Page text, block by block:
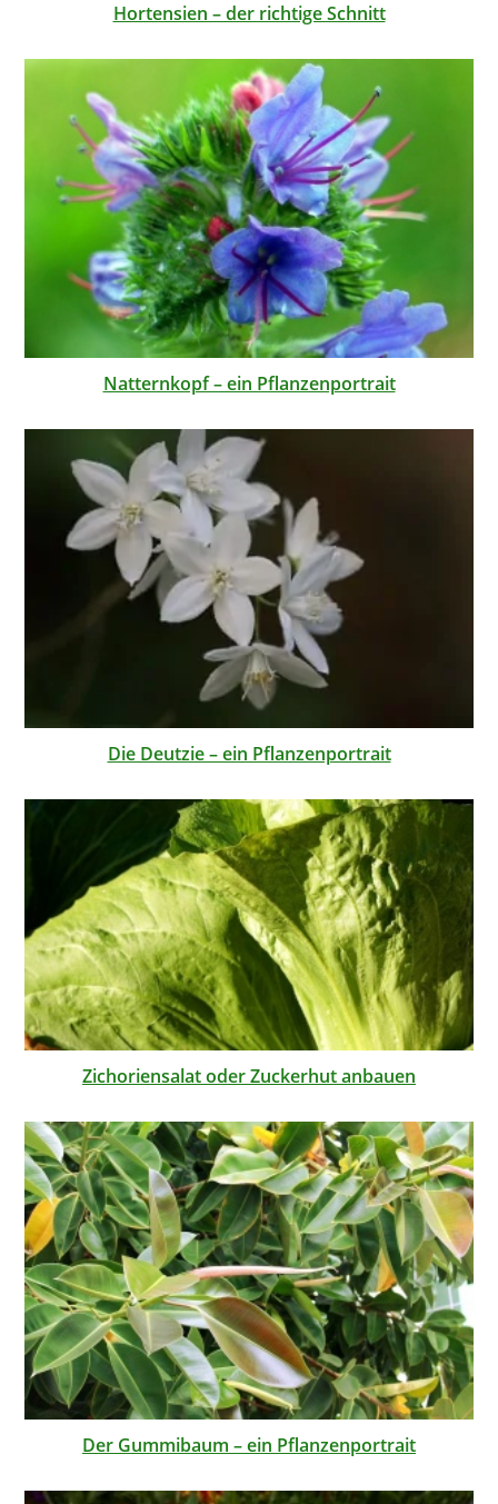
Hortensien – der richtige Schnitt
Natternkopf – ein Pflanzenportrait
Die Deutzie – ein Pflanzenportrait
Zichoriensalat oder Zuckerhut anbauen
Der Gummibaum – ein Pflanzenportrait